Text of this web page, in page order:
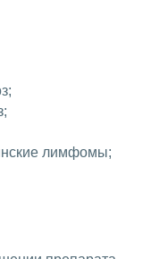
лимфомы;